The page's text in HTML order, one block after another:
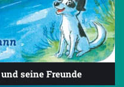
seine Freunde